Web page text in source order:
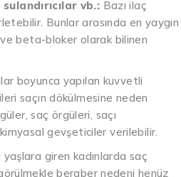
vb.: Bazı ilaç
Bunlar arasında en yaygın
ve beta-bloker olarak bilinen
boyunca yapılan kuvvetli
saçın dökülmesine neden
saç örgüleri, saçı
gevşeticiler verilebilir.
yaşlara giren kadınlarda saç
beraber nedeni henüz